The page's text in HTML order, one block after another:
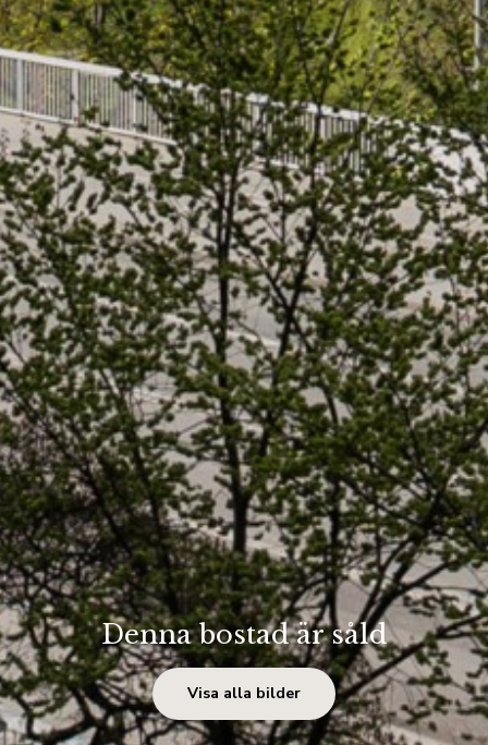
Denna bostad är såld
Visa alla bilder